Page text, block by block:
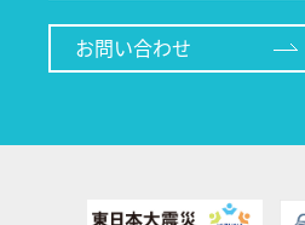
お問い合わせ